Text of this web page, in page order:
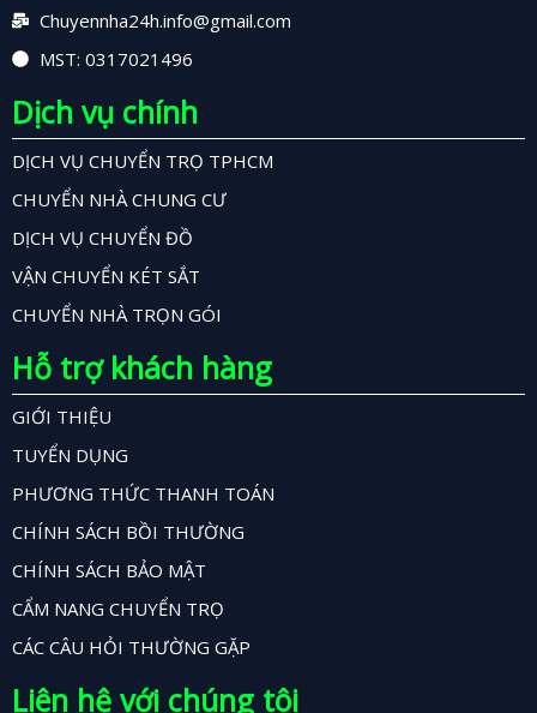
Chuyennha24h.info@gmail.com
MST: 0317021496
Dịch vụ chính
DỊCH VỤ CHUYỂN TRỌ TPHCM
CHUYỂN NHÀ CHUNG CƯ
DỊCH VỤ CHUYỂN ĐỒ
VẬN CHUYỂN KÉT SẮT
CHUYỂN NHÀ TRỌN GÓI
Hỗ trợ khách hàng
GIỚI THIỆU
TUYỂN DỤNG
PHƯƠNG THỨC THANH TOÁN
CHÍNH SÁCH BỒI THƯỜNG
CHÍNH SÁCH BẢO MẬT
CẨM NANG CHUYỂN TRỌ
CÁC CÂU HỎI THƯỜNG GẶP
Liên hệ với chúng tôi